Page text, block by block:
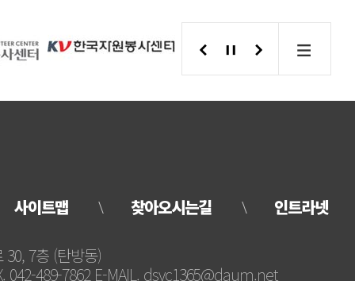
사이트맵 찾아오시는길 인트라넷
30, 7층 (탄방동)
042-489-7862 E-MAIL. dsvc1365@daum.net